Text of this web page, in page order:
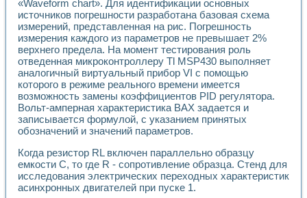
Опыт использования NI LabVIEW для создания
Применение LabVIEW для исследования течения в
Создание виртуальной работы «Изучение магнитных
Обратный маятник
Устройство для изучения основ интерфейсов обмена по
Лабораторный практикум: изучение адиабатического
Стенд для исследования электрических переходных
Система статистической обработки результатов
Автоматизация лазерно-плазменных измерений с
Модельно-измерительный комплекс. Назначение. Состав.
Использование технологий NATIONAL INSTRUMENTS
Учебный стенд для исследования принципа действия
Оборудование и программное обеспечение учебных
Виртуальный лабораторный практикум для изучения
«Waveform chart». Для идентификации основных
источников погрешности разработана базовая схема
измерений, представленная на рис. Погрешность
измерения каждого из параметров не превышает 2%
верхнего предела. На момент тестирования роль
отведенная микроконтроллеру Tl MSP430 выполняет
аналогичный виртуальный прибор VI с помощью
которого в режиме реального времени имеется
возможность замены коэффициентов PID регулятора.
Вольт-амперная характеристика ВАХ задается и
записывается формулой, с указанием принятых
обозначений и значений параметров.
Когда резистор RL включен параллельно образцу
емкости С, то где R - сопротивление образца. Стенд для
исследования электрических переходных характеристик
асинхронных двигателей при пуске 1.